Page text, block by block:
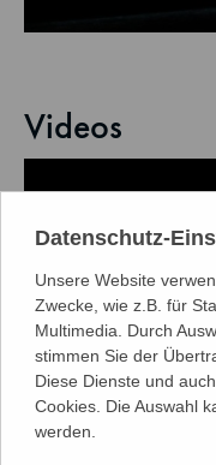
Videos
Datenschutz-
Unsere Website
Zwecke, wie z.B. für
Multimedia. Durch
stimmen Sie der
Diese Dienste und
Cookies. Die Auswahl
werden.